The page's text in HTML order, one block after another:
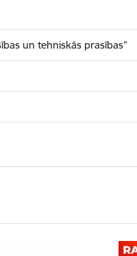
un tehniskās prasības”